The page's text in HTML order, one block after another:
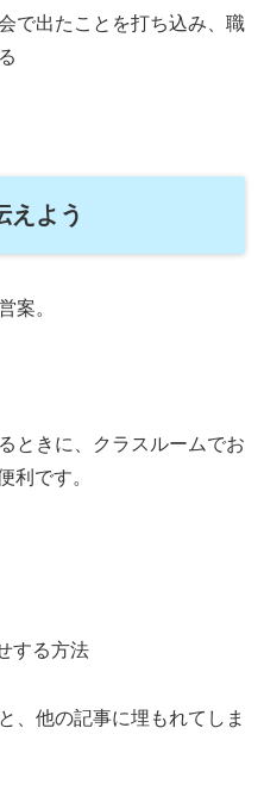
ことを打ち込み、職
えよう
案。
ときに、クラスルームでお
利です。
する方法
、他の記事に埋もれてしま